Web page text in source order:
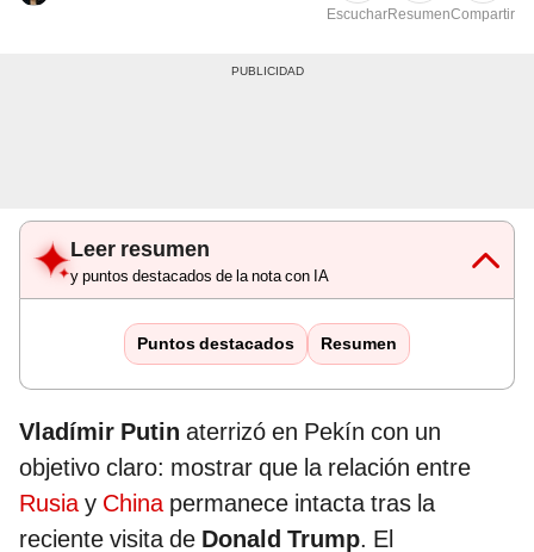
EscucharResumenCompartir
Leer resumen
y puntos destacados de la nota con IA
Puntos destacados Resumen
Vladímir Putin aterrizó en Pekín con un
objetivo claro: mostrar que la relación entre
Rusiay Chinapermanece intacta tras la
reciente visita de Donald Trump. El